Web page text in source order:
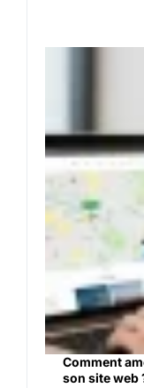
Comment
son site web